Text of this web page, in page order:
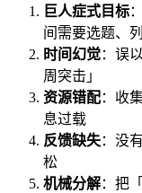
巨人症式目标
间需要选题、
时间幻觉：误
周突击」
资源错配：收
息过载
反馈缺失：没
松
机械分解：把